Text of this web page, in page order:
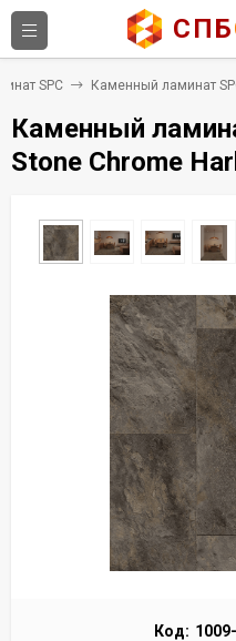
СПБ
SPC Каменный ламинат
Каменный
Stone Chrome
Код: